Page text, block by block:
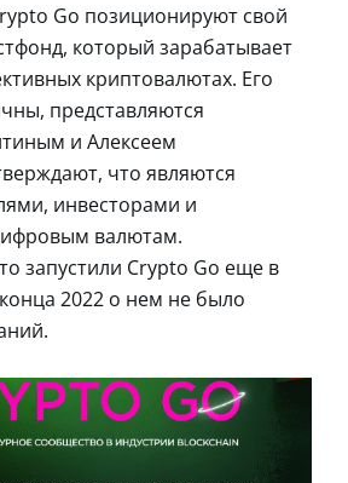
Go позиционируют свой
который зарабатывает
криптовалютах. Его
представляются
и Алексеем
что являются
инвесторами и
валютам.
запустили Crypto Go еще в
2022 о нем не было